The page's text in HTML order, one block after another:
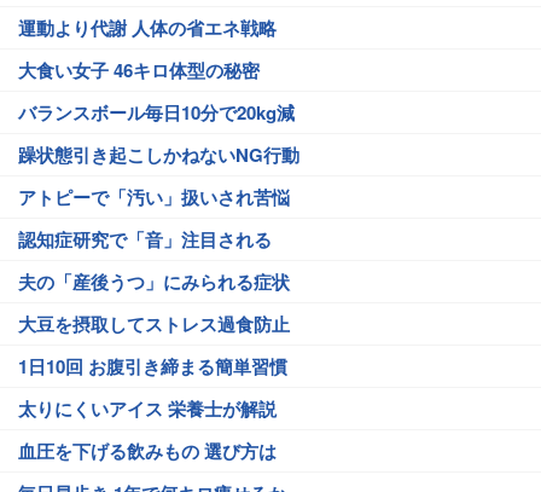
運動より代謝 人体の省エネ戦略
大食い女子 46キロ体型の秘密
バランスボール毎日10分で20kg減
躁状態引き起こしかねないNG行動
アトピーで「汚い」扱いされ苦悩
認知症研究で「音」注目される
夫の「産後うつ」にみられる症状
大豆を摂取してストレス過食防止
1日10回 お腹引き締まる簡単習慣
太りにくいアイス 栄養士が解説
血圧を下げる飲みもの 選び方は